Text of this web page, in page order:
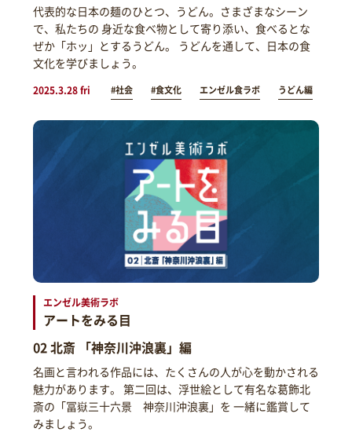
代表的な日本の麺のひとつ、うどん。さまざまなシーン
で、私たちの 身近な食べ物として寄り添い、食べるとな
ぜか「ホッ」とするうどん。 うどんを通して、日本の食
文化を学びましょう。
2025.3.28 fri #社会 #食文化 エンゼル食ラボ うどん編
エンゼル美術ラボ
アートをみる目
02 北斎 「神奈川沖浪裏」編
名画と言われる作品には、たくさんの人が心を動かされる
魅力があります。 第二回は、浮世絵として有名な葛飾北
斎の「冨嶽三十六景 神奈川沖浪裏」を 一緒に鑑賞して
みましょう。